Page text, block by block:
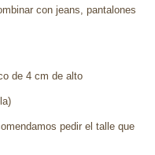
con jeans, pantalones
de 4 cm de alto
pedir el talle que